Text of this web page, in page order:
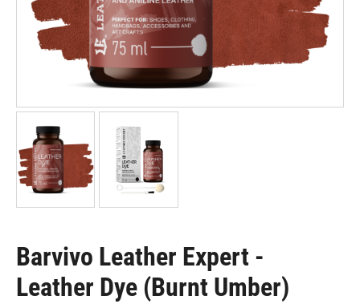
Barvivo Leather Expert -
Leather Dye (Burnt Umber)